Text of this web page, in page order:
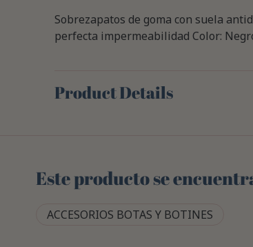
Sobrezapatos de goma con suela
perfecta impermeabilidad Color:
Product Details
Este producto se
ACCESORIOS BOTAS Y BOTINES